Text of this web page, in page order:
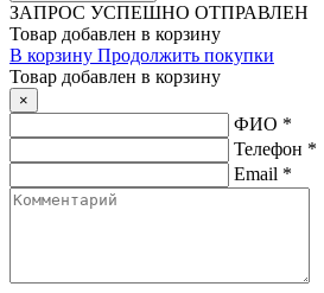
ЗАПРОС УСПЕШНО ОТПРАВЛЕН
Товар добавлен в корзину
В корзину Продолжить покупки
Товар добавлен в корзину
×
ФИО *
Телефон *
Email *